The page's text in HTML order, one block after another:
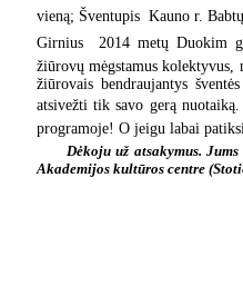
vieną; Šventupis  Kauno r.
Girnius  2014 metų Duokim
žiūrovų mėgstamus kolektyvus,
žiūrovais bendraujantys
atsivežti tik savo gerą
programoje! O jeigu labai
Dėkoju už atsakymus.
Akademijos kultūros centre